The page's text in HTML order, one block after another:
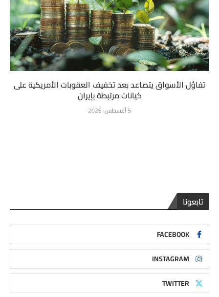
تفاؤل الأسواق يتصاعد بعد تخفيف العقوبات الأمريكية على
كيانات مرتبطة بإيران
5 أغسطس، 2026
تابعونا
FACEBOOK
INSTAGRAM
TWITTER